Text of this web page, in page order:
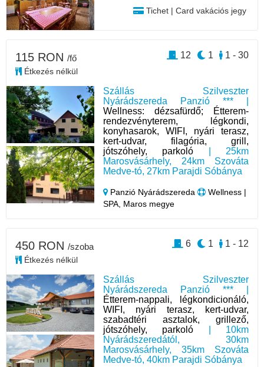
Tichet | Card vakációs jegy
Szállás Szilveszter
Nyárádszereda Panzió *** |
Wellness: dézsafürdő; Étterem-
rendezvényterem, légkondi,
konyhasarok, WIFI, nyári terasz,
kert-udvar, filagória, grill,
jótszóhely, parkoló | 25km
Marosvásárhely, 24km Szováta
Medve-tó, 27km Parajdi Sóbánya
Panzió Nyárádszereda
Wellness |
SPA, Maros megye
115 RON /fő
Étkezés nélkül
1 - 30
1
12
Szállás Szilveszter
Nyárádszereda Panzió *** |
Étterem-nappali, légkondicionáló,
WIFI, nyári terasz, kert-udvar,
szabadtéri asztalok, grillező,
jótszóhely, parkoló | 10km
Nyárádszeredától, 30km
Marosvásárhely, 35km Szováta
Medve-tó, 40km Parajdi Sóbánya
450 RON /szoba
Étkezés nélkül
1 - 12
1
6